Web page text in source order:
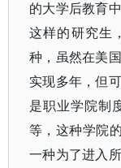
的大学后教育
这样的研究生
种，虽然在美
实现多年，但
是职业学院制
等，这种学院
一种为了进入